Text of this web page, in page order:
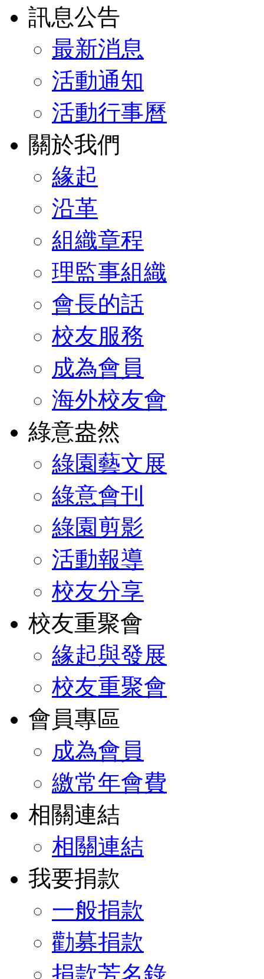
訊息公告
最新消息
活動通知
活動行事曆
關於我們
緣起
沿革
組織章程
理監事組織
會長的話
校友服務
成為會員
海外校友會
綠意盎然
綠園藝文展
綠意會刊
綠園剪影
活動報導
校友分享
校友重聚會
緣起與發展
校友重聚會
會員專區
成為會員
繳常年會費
相關連結
相關連結
我要捐款
一般捐款
勸募捐款